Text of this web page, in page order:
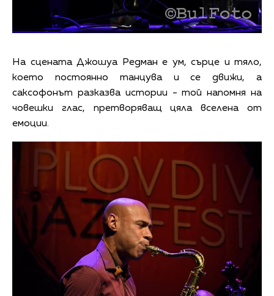
На сцената Джошуа Редман е ум, сърце и тяло,
което постоянно танцува и се движи, а
саксофонът разказва истории - той напомня на
човешки глас, претворяващ цяла вселена от
емоции.